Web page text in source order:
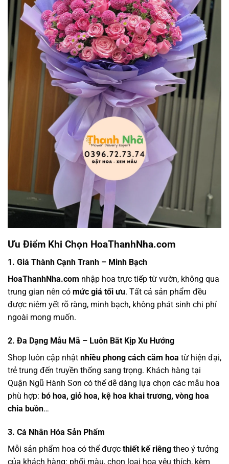
Ưu Điểm Khi Chọn HoaThanhNha.com
1. Giá Thành Cạnh Tranh – Minh Bạch
HoaThanhNha.com nhập hoa trực tiếp từ vườn, không qua
trung gian nên có mức giá tối ưu. Tất cả sản phẩm đều
được niêm yết rõ ràng, minh bạch, không phát sinh chi phí
ngoài mong muốn.
2. Đa Dạng Mẫu Mã – Luôn Bắt Kịp Xu Hướng
Shop luôn cập nhật nhiều phong cách cắm hoa từ hiện đại,
trẻ trung đến truyền thống sang trọng. Khách hàng tại
Quận Ngũ Hành Sơn có thể dễ dàng lựa chọn các mẫu hoa
phù hợp: bó hoa, giỏ hoa, kệ hoa khai trương, vòng hoa
chia buồn…
3. Cá Nhân Hóa Sản Phẩm
Mỗi sản phẩm hoa có thể được thiết kế riêng theo ý tưởng
của khách hàng: phối màu, chọn loại hoa yêu thích, kèm